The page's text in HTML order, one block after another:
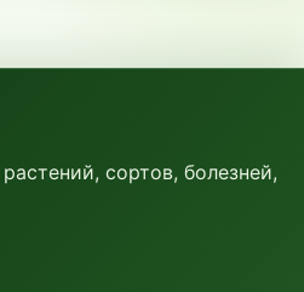
сортов, болезней,